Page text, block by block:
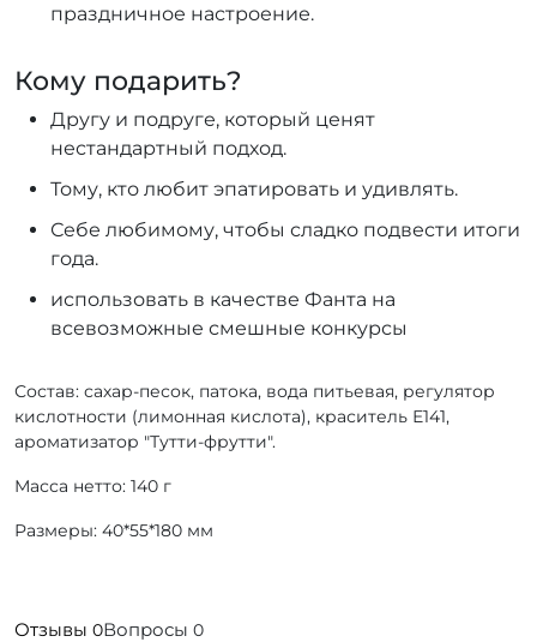
праздничное настроение.
Кому подарить?
Другу и подруге, который ценят
нестандартный подход.
Тому, кто любит эпатировать и удивлять.
Себе любимому, чтобы сладко подвести итоги
года.
использовать в качестве Фанта на
всевозможные смешные конкурсы
Состав: сахар-песок, патока, вода питьевая, регулятор
кислотности (лимонная кислота), краситель Е141,
ароматизатор "Тутти-фрутти".
Масса нетто: 140 г
Размеры: 40*55*180 мм
Отзывы 0Вопросы 0